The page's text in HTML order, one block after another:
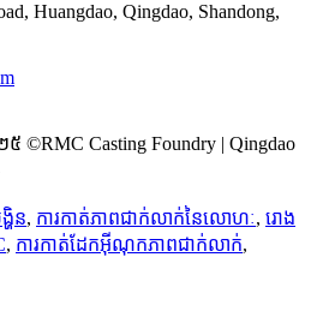
Huangdao, Qingdao, Shandong,
©RMC Casting Foundry | Qingdao
ហិន, ការកាត់ភាពជាក់លាក់នៃលោហៈ, រោង
, ការកាត់ដែកអ៊ីណុកភាពជាក់លាក់,